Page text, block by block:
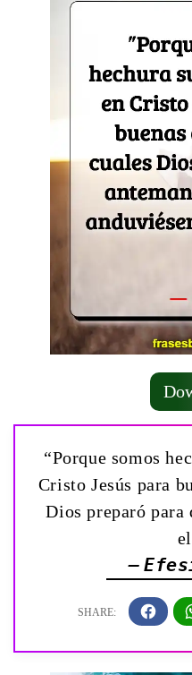
“Porque somos
Cristo Jesús para
Dios preparó para
—